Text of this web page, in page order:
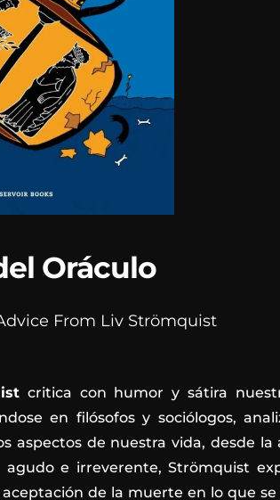
Oráculo
From Liv Strömquist
critica con humor y sátira
en filósofos y sociólogos,
aspectos de nuestra vida, desde la
e irreverente, Strömquist
de la muerte en lo que